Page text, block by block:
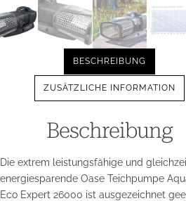
BESCHREIBUNG
ZUSÄTZLICHE INFORMATION
Beschreibung
Die extrem leistungsfähige und
energiesparende Oase Teichpumpe
Eco Expert 26000 ist ausgezeichnet